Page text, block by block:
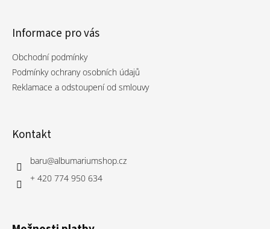
Informace pro vás
Obchodní podmínky
Podmínky ochrany osobních údajů
Reklamace a odstoupení od smlouvy
Kontakt
baru@albumariumshop.cz
+ 420 774 950 634